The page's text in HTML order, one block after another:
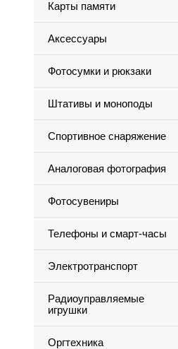
Карты памяти
Аксессуары
Фотосумки и рюкзаки
Штативы и моноподы
Спортивное снаряжение
Аналоговая фотография
Фотосувениры
Телефоны и смарт-часы
Электротранспорт
Радиоуправляемые
игрушки
Оргтехника